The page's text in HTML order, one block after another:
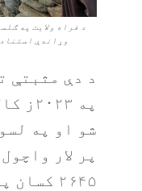
د فراه ولایت په
وړاندې
د دې مثبتې
په
پر لار
۲۶۴۵